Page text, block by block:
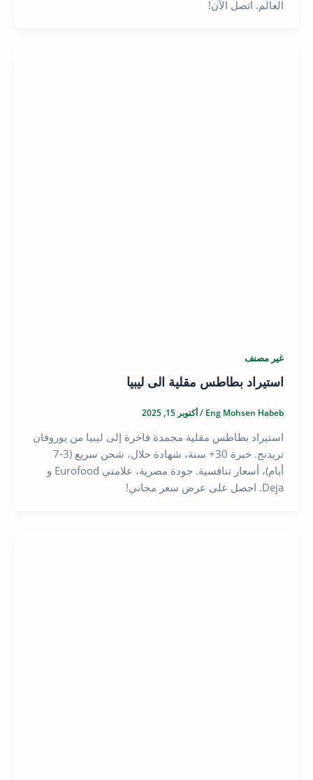
العالم. اتصل الآن!
غير مصنف
استيراد بطاطس مقلية الى ليبيا
Eng Mohsen Habeb
/أكتوبر 15, 2025
استيراد بطاطس مقلية مجمدة فاخرة إلى ليبيا من يوروفان
تريدنج. خبرة 30+ سنة، شهادة حلال، شحن سريع (3-7
أيام)، أسعار تنافسية. جودة مصرية، علامتي Eurofood و
Deja. احصل على عرض سعر مجاني!